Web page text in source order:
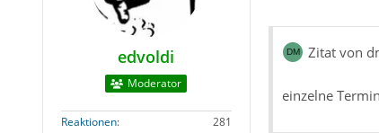
edvoldi
Moderator
Reaktionen
281
Zitat von
einzelne